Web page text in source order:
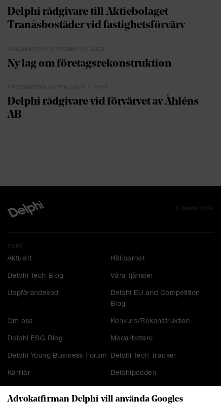
Delphi rådgivare till Aktiebolaget
Tranåsbostäder vid fastighetsförvärv
PUBLIKATION | OKTOBER 10, 2022
Ny lag om företagsrekonstruktion
PRESSMEDDELANDEN | JULI 1, 2022
Delphi rådgivare vid förvärvet av Åhléns
AB
© Delphi 2026
MENY
Aktuellt Hållbarhet
Delphi Tech Blog Våra tjänster
Uppförandekod
Delphi EU and Competition
Blog
Om oss Konkurs/Rekonstruktion
Delphi ESG Blog Medarbetare
Delphi Young Business Forum Delphi Tech Tracker
Karriär Delphipodden
Advokatfirman Delphi vill använda Googles